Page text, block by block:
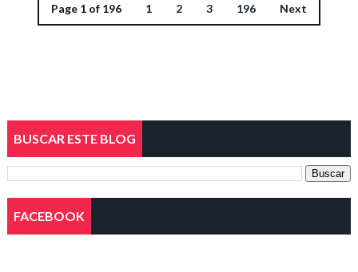
Page 1 of 196 1 2 3 196 Next
BUSCAR ESTE BLOG
FACEBOOK